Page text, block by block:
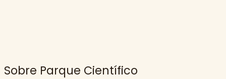
Sobre Parque Científico